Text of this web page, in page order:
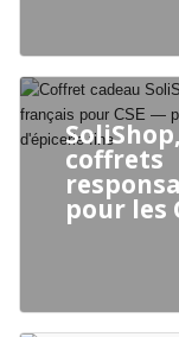
coffrets
pour les